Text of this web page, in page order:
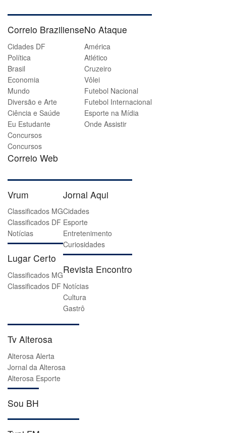
Correio Braziliense
Cidades DF
Política
Brasil
Economia
Mundo
Diversão e Arte
Ciência e Saúde
Eu Estudante
Concursos
Concursos
Correio Web
No Ataque
América
Atlético
Cruzeiro
Vôlei
Futebol Nacional
Futebol Internacional
Esporte na Mídia
Onde Assistir
Vrum
Classificados MG
Classificados DF
Notícias
Lugar Certo
Classificados MG
Classificados DF
Jornal Aqui
Cidades
Esporte
Entretenimento
Curiosidades
Revista Encontro
Notícias
Cultura
Gastrô
Tv Alterosa
Alterosa Alerta
Jornal da Alterosa
Alterosa Esporte
Sou BH